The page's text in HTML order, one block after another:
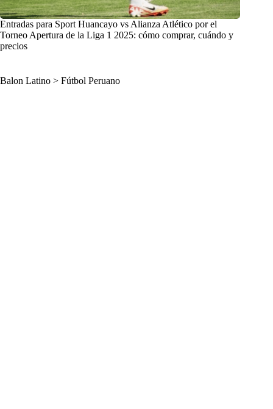
Entradas para Sport Huancayo vs Alianza Atlético por el
Torneo Apertura de la Liga 1 2025: cómo comprar, cuándo y
precios
Balon Latino > Fútbol Peruano